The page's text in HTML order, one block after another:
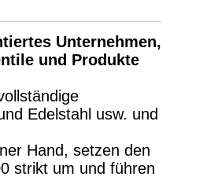
Unternehmen,
und Produkte
Edelstahl usw. und
Hand, setzen den
strikt um und führen